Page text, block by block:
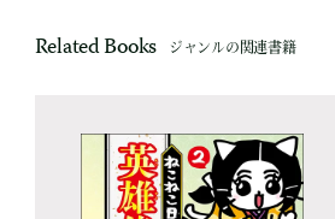
Related Books ジャンルの関連書籍